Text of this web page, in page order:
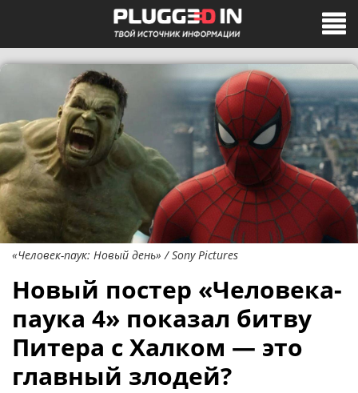
«Человек-паук: Новый день» / Sony Pictures
Новый постер «Человека-
паука 4» показал битву
Питера с Халком — это
главный злодей?